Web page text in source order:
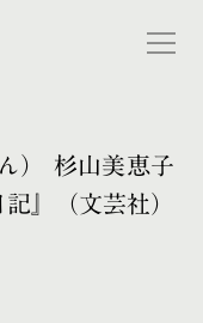
） 杉山美恵子
』（文芸社）